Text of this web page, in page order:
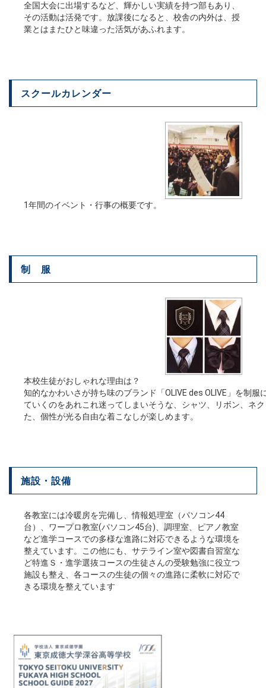
全国大会に出場するなど、輝かしい実績を持つ部もあり、
その活動は活発です。放課後になると、校舎の内外は、授
業とはまたひと味違った活気があふれます。
スクールカレンダー
1年間のイベント・行事の概要です。
制 服
本校生徒がおしゃれな理由は？
知的なかわいさが持ち味のブランド「OLIVE des OLIVE」を制服
ていくのをあれこれ迷ってしまいそうな、シャツ、リボン、ネ
た、個性が光る自由な着こなしが楽しめます。
施設・設備
各教室には冷暖房を完備し、情報処理室（パソコン44
台）、ワープロ教室(パソコン45台)、調理室、ピアノ教室
など進学コースでの多様な進路に対応できるような環境を
整えています。この他にも、サテライン室や図書自習室な
ど特進Ｓ・進学選抜コースの生徒さんの受験勉強に役立つ
施設も整え、各コースの生徒の個々の進路に柔軟に対応で
きる環境を整えています